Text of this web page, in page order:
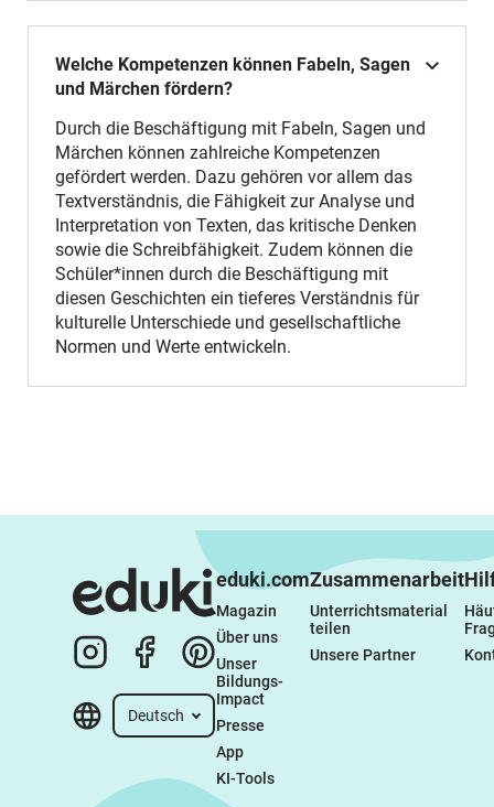
Welche Kompetenzen können Fabeln, Sagen
und Märchen fördern?
Durch die Beschäftigung mit Fabeln, Sagen und
Märchen können zahlreiche Kompetenzen
gefördert werden. Dazu gehören vor allem das
Textverständnis, die Fähigkeit zur Analyse und
Interpretation von Texten, das kritische Denken
sowie die Schreibfähigkeit. Zudem können die
Schüler*innen durch die Beschäftigung mit
diesen Geschichten ein tieferes Verständnis für
kulturelle Unterschiede und gesellschaftliche
Normen und Werte entwickeln.
Deutsch
eduki.com
Magazin
Über uns
Unser
Bildungs-
Impact
Presse
App
KI-Tools
Zusammenarbeit
Unterrichtsmaterial
teilen
Unsere Partner